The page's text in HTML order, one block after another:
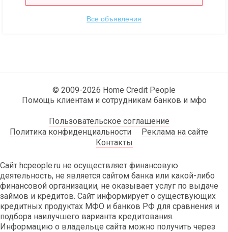
Все объявления
© 2009-2026 Home Credit People
Помощь клиентам и сотрудникам банков и мфо
Пользовательское соглашение
Политика конфиденциальности
Реклама на сайте
Контакты
Сайт hcpeople.ru не осуществляет финансовую
деятельность, не является сайтом банка или какой-либо
финансовой организации, не оказывает услуг по выдаче
займов и кредитов. Сайт информирует о существующих
кредитных продуктах МФО и банков РФ для сравнения и
подбора наилучшего варианта кредитования.
Информацию о владельце сайта можно получить через